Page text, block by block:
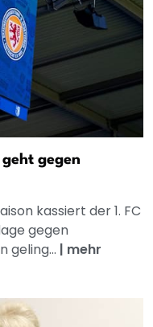
gegen
kassiert der 1. FC
gegen
geling... | mehr